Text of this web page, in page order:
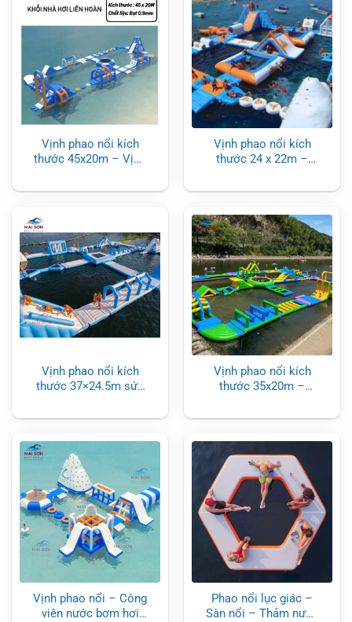
Vịnh phao nổi kích
thước 45x20m – Vịnh
lớn
Vịnh phao nổi kích
thước 24 x 22m –
hoàn độc đáo
Vịnh phao nổi kích
thước 37×24.5m sức
người chơi
Vịnh phao nổi kích
thước 35x20m –
hơi
Vịnh phao nổi – Công
viên nước bơm hơi
Phao nổi lục giác –
Sàn nổi – Thảm nước